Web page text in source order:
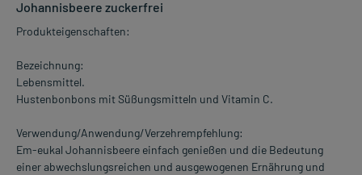
Johannisbeere zuckerfrei
Produkteigenschaften:
Bezeichnung:
Lebensmittel.
Hustenbonbons mit Süßungsmitteln und Vitamin C.
Verwendung/Anwendung/Verzehrempfehlung:
Em-eukal Johannisbeere einfach genießen und die Bedeutung
einer abwechslungsreichen und ausgewogenen Ernährung und